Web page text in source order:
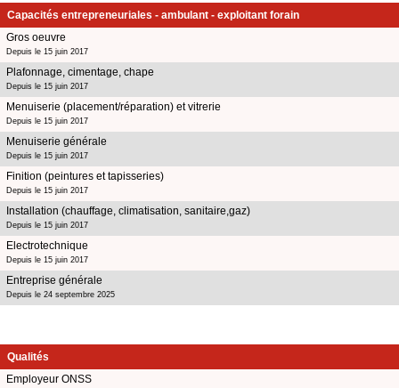
Capacités entrepreneuriales - ambulant - exploitant forain
Gros oeuvre
Depuis le 15 juin 2017
Plafonnage, cimentage, chape
Depuis le 15 juin 2017
Menuiserie (placement/réparation) et vitrerie
Depuis le 15 juin 2017
Menuiserie générale
Depuis le 15 juin 2017
Finition (peintures et tapisseries)
Depuis le 15 juin 2017
Installation (chauffage, climatisation, sanitaire,gaz)
Depuis le 15 juin 2017
Electrotechnique
Depuis le 15 juin 2017
Entreprise générale
Depuis le 24 septembre 2025
Qualités
Employeur ONSS